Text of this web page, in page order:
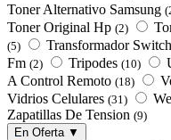
Toner Alternativo Samsung
Toner Original Hp (2)
(5) Transformador
Fm (2) Tripodes (10)
A Control Remoto (18)
Vidrios Celulares (31)
Zapatillas De Tension (9)
En Oferta ▼